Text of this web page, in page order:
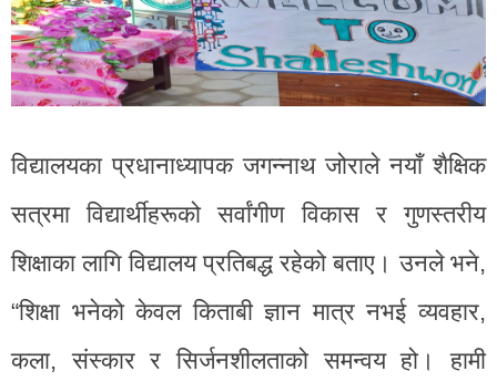
विद्यालयका प्रधानाध्यापक जगन्नाथ जोराले नयाँ शैक्षिक
सत्रमा विद्यार्थीहरूको सर्वांगीण विकास र गुणस्तरीय
शिक्षाका लागि विद्यालय प्रतिबद्ध रहेको बताए। उनले भने,
“शिक्षा भनेको केवल किताबी ज्ञान मात्र नभई व्यवहार,
कला, संस्कार र सिर्जनशीलताको समन्वय हो। हामी